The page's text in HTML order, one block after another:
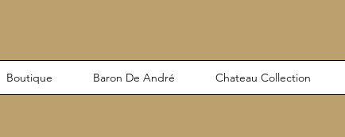
Boutique Baron De André Chateau Collection